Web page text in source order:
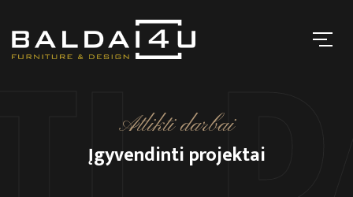
Atlikti darbai
Įgyvendinti projektai